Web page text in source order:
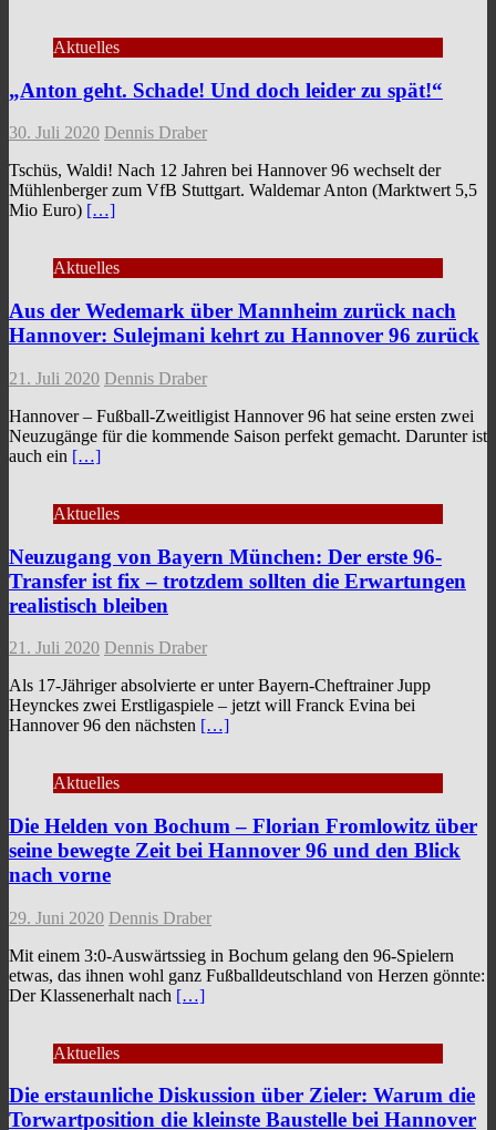
Aktuelles
„Anton geht. Schade! Und doch leider zu spät!“
30. Juli 2020 Dennis Draber
Tschüs, Waldi! Nach 12 Jahren bei Hannover 96 wechselt der
Mühlenberger zum VfB Stuttgart. Waldemar Anton (Marktwert 5,5
Mio Euro) […]
Aktuelles
Aus der Wedemark über Mannheim zurück nach
Hannover: Sulejmani kehrt zu Hannover 96 zurück
21. Juli 2020 Dennis Draber
Hannover – Fußball-Zweitligist Hannover 96 hat seine ersten zwei
Neuzugänge für die kommende Saison perfekt gemacht. Darunter ist
auch ein […]
Aktuelles
Neuzugang von Bayern München: Der erste 96-
Transfer ist fix – trotzdem sollten die Erwartungen
realistisch bleiben
21. Juli 2020 Dennis Draber
Als 17-Jähriger absolvierte er unter Bayern-Cheftrainer Jupp
Heynckes zwei Erstligaspiele – jetzt will Franck Evina bei
Hannover 96 den nächsten […]
Aktuelles
Die Helden von Bochum – Florian Fromlowitz über
seine bewegte Zeit bei Hannover 96 und den Blick
nach vorne
29. Juni 2020 Dennis Draber
Mit einem 3:0-Auswärtssieg in Bochum gelang den 96-Spielern
etwas, das ihnen wohl ganz Fußballdeutschland von Herzen gönnte:
Der Klassenerhalt nach […]
Aktuelles
Die erstaunliche Diskussion über Zieler: Warum die
Torwartposition die kleinste Baustelle bei Hannover